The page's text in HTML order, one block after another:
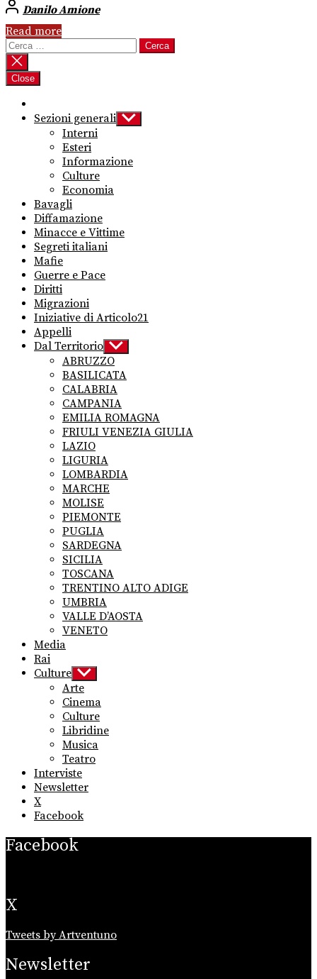
Danilo Amione
Read more
Ricerca
per:
Close
Sezioni generali Show
sub
Interni
Esteri
Informazione
Culture
Economia
Bavagli
Diffamazione
Minacce e Vittime
Segreti italiani
Mafie
Guerre e Pace
Diritti
Migrazioni
Iniziative di Articolo21
Appelli
Dal Territorio Show
sub
menu
ABRUZZO
BASILICATA
CALABRIA
CAMPANIA
EMILIA ROMAGNA
FRIULI VENEZIA GIULIA
LAZIO
LIGURIA
LOMBARDIA
MARCHE
MOLISE
PIEMONTE
PUGLIA
SARDEGNA
SICILIA
TOSCANA
TRENTINO ALTO ADIGE
UMBRIA
VALLE D’AOSTA
VENETO
Media
Rai
Culture Show
sub
menu
Arte
Cinema
Culture
Libridine
Musica
Teatro
Interviste
Newsletter
X
Facebook
Facebook
X
Tweets by Artventuno
Newsletter